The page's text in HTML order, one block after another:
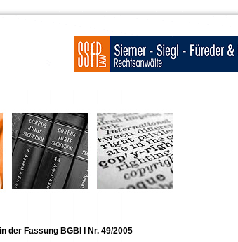
der Fassung BGBl I Nr. 49/2005